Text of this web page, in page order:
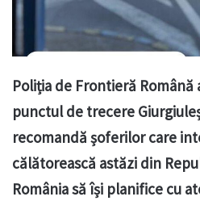
Poliția de Frontieră
punctul de trecere
recomandă șoferilor care
călătorească astăzi din
România să își planifice cu